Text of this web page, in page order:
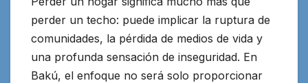
perder un techo: puede implicar la ruptura de
comunidades, la pérdida de medios de vida y
una profunda sensación de inseguridad. En
Bakú, el enfoque no será solo proporcionar